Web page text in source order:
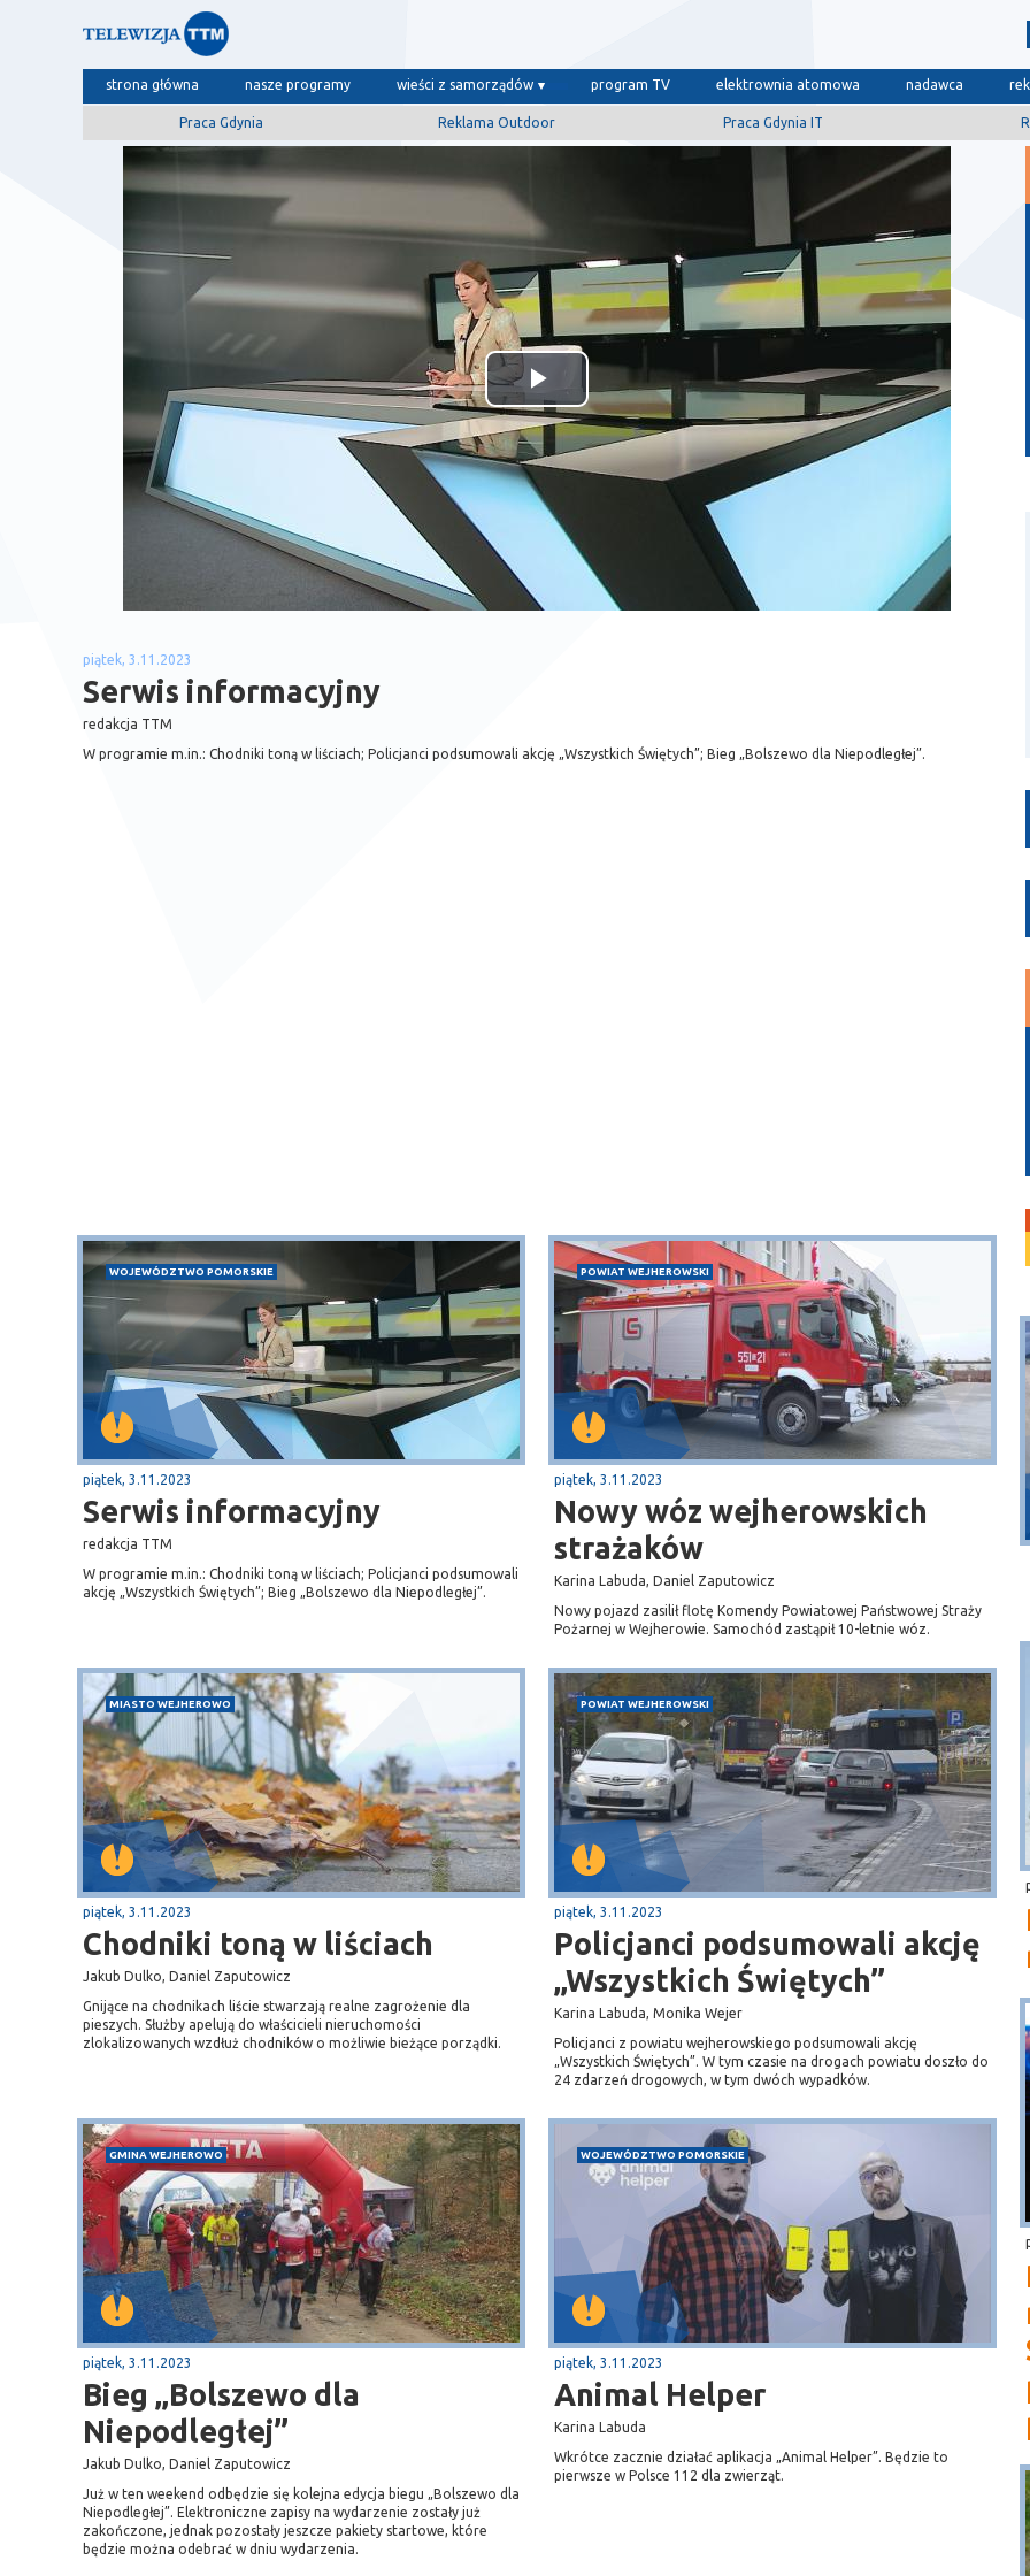
strona główna nasze programy wieści z samorządów program TV elektrownia atomowa nadawca
Praca Gdynia Reklama Outdoor Praca Gdynia IT
Odtwórz
wideo
piątek, 3.11.2023
Serwis informacyjny
redakcja TTM
W programie m.in.: Chodniki toną w liściach; Policjanci podsumowali akcję „Wszystkich Świętych”; Bieg „Bolszewo dla Niepodległej”.
WOJEWÓDZTWO POMORSKIE
piątek, 3.11.2023
Serwis informacyjny
redakcja TTM
W programie m.in.: Chodniki toną w liściach; Policjanci podsumowali
akcję „Wszystkich Świętych”; Bieg „Bolszewo dla Niepodległej”.
POWIAT WEJHEROWSKI
piątek, 3.11.2023
Nowy wóz wejherowskich
strażaków
Karina Labuda, Daniel Zaputowicz
Nowy pojazd zasilił flotę Komendy Powiatowej Państwowej Straży
Pożarnej w Wejherowie. Samochód zastąpił 10-letnie wóz.
MIASTO WEJHEROWO
piątek, 3.11.2023
Chodniki toną w liściach
Jakub Dulko, Daniel Zaputowicz
Gnijące na chodnikach liście stwarzają realne zagrożenie dla
pieszych. Służby apelują do właścicieli nieruchomości
zlokalizowanych wzdłuż chodników o możliwie bieżące porządki.
POWIAT WEJHEROWSKI
piątek, 3.11.2023
Policjanci podsumowali akcję
„Wszystkich Świętych”
Karina Labuda, Monika Wejer
Policjanci z powiatu wejherowskiego podsumowali akcję
„Wszystkich Świętych”. W tym czasie na drogach powiatu doszło do
24 zdarzeń drogowych, w tym dwóch wypadków.
GMINA WEJHEROWO
piątek, 3.11.2023
Bieg „Bolszewo dla
Niepodległej”
Jakub Dulko, Daniel Zaputowicz
Już w ten weekend odbędzie się kolejna edycja biegu „Bolszewo dla
Niepodległej”. Elektroniczne zapisy na wydarzenie zostały już
zakończone, jednak pozostały jeszcze pakiety startowe, które
będzie można odebrać w dniu wydarzenia.
WOJEWÓDZTWO POMORSKIE
piątek, 3.11.2023
Animal Helper
Karina Labuda
Wkrótce zacznie działać aplikacja „Animal Helper”. Będzie to
pierwsze w Polsce 112 dla zwierząt.
krajową nr 6
Sopot
plaża
Puck
Przystań, molo